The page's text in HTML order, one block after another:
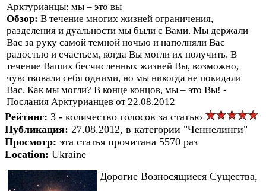
Арктурианцы: мы – это вы
Обзор: В течение многих жизней ограничения,
разделения и дуальности мы были с Вами. Мы держали
Вас за руку самой темной ночью и наполняли Вас
радостью и счастьем, когда Вы могли их получить. В
течение Ваших бесчисленных жизней Вы, возможно,
чувствовали себя одними, но мы никогда не покидали
Вас. Как мы могли? В конце концов, мы – это Вы! -
Послания Арктурианцев от 22.08.2012
Рейтинг: 3 - количество голосов за статью
Публикация: 27.08.2012, в категории "Ченнелинги"
Просмотр: эта статья прочитана 5570 раз
Location: Ukraine
Дорогие Возносящиеся Существа,